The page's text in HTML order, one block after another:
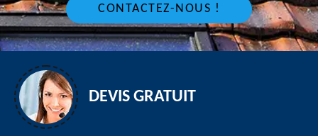
CONTACTEZ-NOUS !
DEVIS GRATUIT